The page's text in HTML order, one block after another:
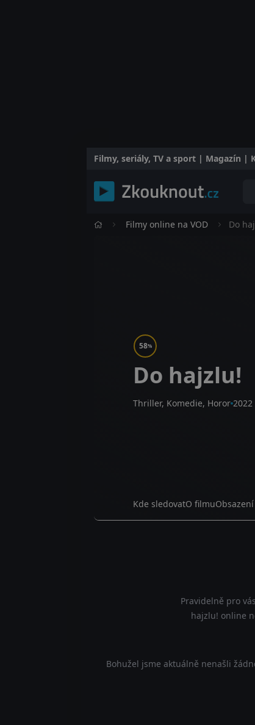
Filmy, seriály, TV a sport | Magazín |
Filmy online na VOD Do
58%
Do hajzlu!
Thriller, Komedie, Horor 2022
Kde sledovatO filmuObsazení
Pravidelně pro
hajzlu! online
Bohužel jsme aktuálně nenašli